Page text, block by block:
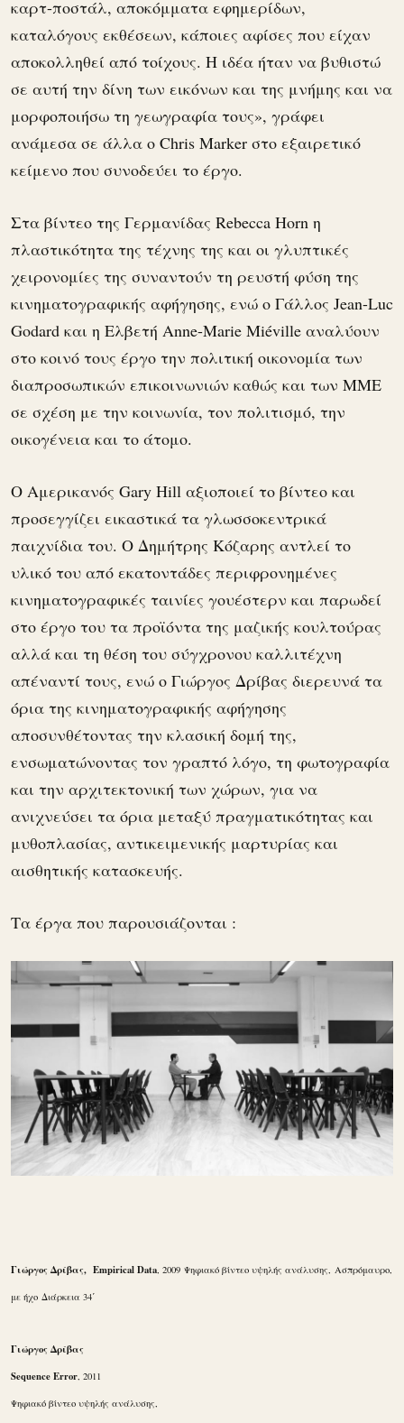
καρτ-ποστάλ, αποκόμματα εφημερίδων,
καταλόγους εκθέσεων, κάποιες αφίσες που είχαν
αποκολληθεί από τοίχους. Η ιδέα ήταν να βυθιστώ
σε αυτή την δίνη των εικόνων και της μνήμης και να
μορφοποιήσω τη γεωγραφία τους», γράφει
ανάμεσα σε άλλα ο Chris Marker στο εξαιρετικό
κείμενο που συνοδεύει το έργο.
Στα βίντεο της Γερμανίδας Rebecca Horn η
πλαστικότητα της τέχνης της και οι γλυπτικές
χειρονομίες της συναντούν τη ρευστή φύση της
κινηματογραφικής αφήγησης, ενώ ο Γάλλος Jean-Luc
Godard και η Ελβετή Anne-Marie Miéville αναλύουν
στο κοινό τους έργο την πολιτική οικονομία των
διαπροσωπικών επικοινωνιών καθώς και των ΜΜΕ
σε σχέση με την κοινωνία, τον πολιτισμό, την
οικογένεια και το άτομο.
Ο Αμερικανός Gary Hill αξιοποιεί το βίντεο και
προσεγγίζει εικαστικά τα γλωσσοκεντρικά
παιχνίδια του. Ο Δημήτρης Κόζαρης αντλεί το
υλικό του από εκατοντάδες περιφρονημένες
κινηματογραφικές ταινίες γουέστερν και παρωδεί
στο έργο του τα προϊόντα της μαζικής κουλτούρας
αλλά και τη θέση του σύγχρονου καλλιτέχνη
απέναντί τους, ενώ ο Γιώργος Δρίβας διερευνά τα
όρια της κινηματογραφικής αφήγησης
αποσυνθέτοντας την κλασική δομή της,
ενσωματώνοντας τον γραπτό λόγο, τη φωτογραφία
και την αρχιτεκτονική των χώρων, για να
ανιχνεύσει τα όρια μεταξύ πραγματικότητας και
μυθοπλασίας, αντικειμενικής μαρτυρίας και
αισθητικής κατασκευής.
Τα έργα που παρουσιάζονται :
Γιώργος Δρίβας, Empirical Data, 2009 Ψηφιακό βίντεο υψηλής ανάλυσης, Ασπρόμαυρο,
με ήχο Διάρκεια 34΄
Γιώργος Δρίβας
Sequence Error, 2011
Ψηφιακό βίντεο υψηλής ανάλυσης,